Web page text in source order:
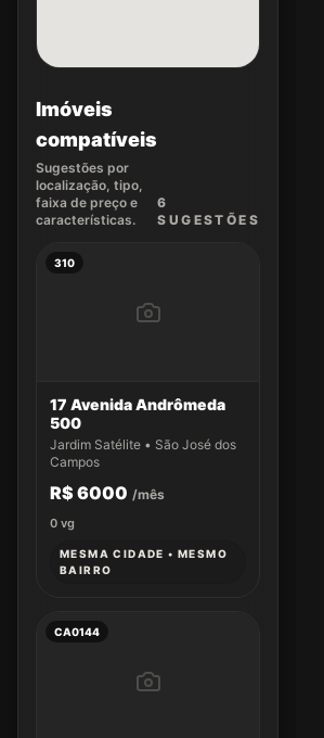
Imóveis
compatíveis
Sugestões por
localização, tipo,
faixa de preço e
características.
6
SUGEST ÕES
310
17 Avenida Andrômeda
500
Jardim Satélite • São José dos
Campos
R$ 6000 /mês
0 vg
MESMA CIDADE • MESMO
BAIRRO
CA0144